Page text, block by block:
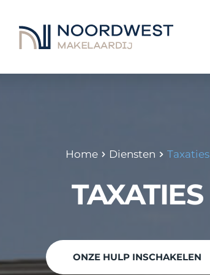
Home Diensten Taxaties
TAXATIES
ONZE HULP INSCHAKELEN